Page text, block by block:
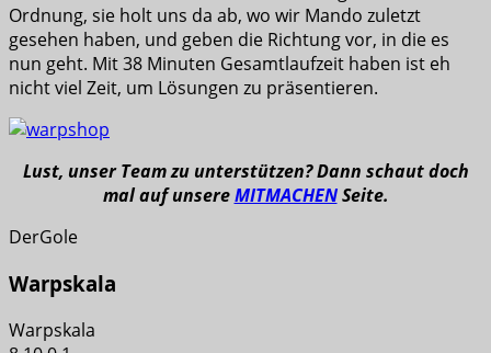
Ordnung, sie holt uns da ab, wo wir Mando zuletzt
gesehen haben, und geben die Richtung vor, in die es
nun geht. Mit 38 Minuten Gesamtlaufzeit haben ist eh
nicht viel Zeit, um Lösungen zu präsentieren.
Lust, unser Team zu unterstützen? Dann schaut doch
mal auf unsereMITMACHENSeite.
DerGole
Warpskala
Warpskala